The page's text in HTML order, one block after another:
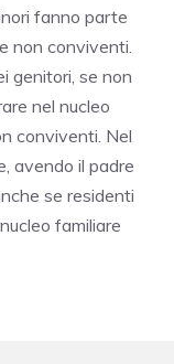
fanno parte
non conviventi.
genitori, se non
nel nucleo
conviventi. Nel
avendo il padre
se residenti
familiare